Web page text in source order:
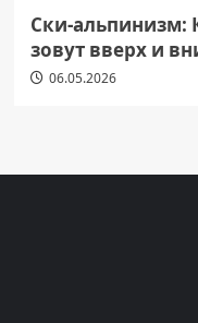
Ски-альпинизм:
зовут вверх и
06.05.2026